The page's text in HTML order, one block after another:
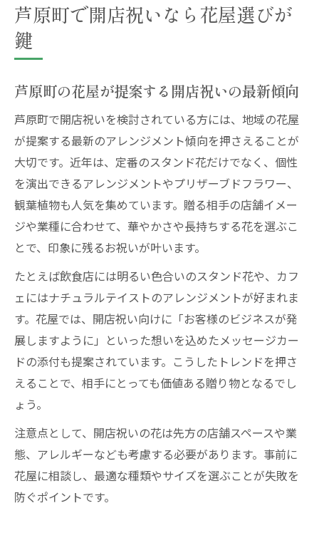
芦原町で開店祝いなら花屋選びが
鍵
芦原町の花屋が提案する開店祝いの最新傾向
芦原町で開店祝いを検討されている方には、地域の花屋
が提案する最新のアレンジメント傾向を押さえることが
大切です。近年は、定番のスタンド花だけでなく、個性
を演出できるアレンジメントやプリザーブドフラワー、
観葉植物も人気を集めています。贈る相手の店舗イメー
ジや業種に合わせて、華やかさや長持ちする花を選ぶこ
とで、印象に残るお祝いが叶います。
たとえば飲食店には明るい色合いのスタンド花や、カフ
ェにはナチュラルテイストのアレンジメントが好まれま
す。花屋では、開店祝い向けに「お客様のビジネスが発
展しますように」といった想いを込めたメッセージカー
ドの添付も提案されています。こうしたトレンドを押さ
えることで、相手にとっても価値ある贈り物となるでし
ょう。
注意点として、開店祝いの花は先方の店舗スペースや業
態、アレルギーなども考慮する必要があります。事前に
花屋に相談し、最適な種類やサイズを選ぶことが失敗を
防ぐポイントです。